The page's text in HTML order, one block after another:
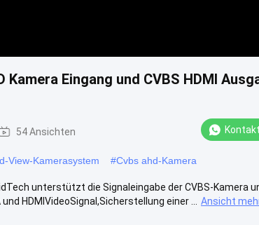
Kamera Eingang und CVBS HDMI
54 Ansichten
View-Kamerasystem #Cvbs ahd-Kamera
unterstützt die Signaleingabe der CVBS-Kamera
HDMIVideoSignal,Sicherstellung einer ...
Ansicht